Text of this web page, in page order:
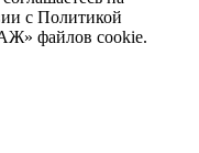
с Политикой
файлов cookie.